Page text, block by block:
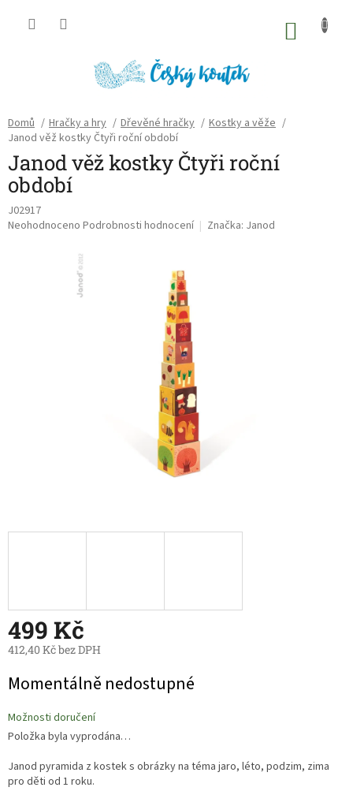
Domů / Hračky a hry / Dřevěné hračky / Kostky a věže /
Janod věž kostky Čtyři roční období
Janod věž kostky Čtyři roční
období
J02917
Průměrné
Neohodnoceno Podrobnosti hodnocení Značka: Janod
499 Kč
412,40 Kč bez DPH
cena:
Momentálně nedostupné
Možnosti doručení
Položka byla vyprodána…
Janod pyramida z kostek s obrázky na téma jaro, léto, podzim, zima
pro děti od 1 roku.